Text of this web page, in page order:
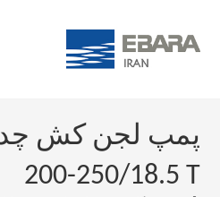
200-250/18.5 T